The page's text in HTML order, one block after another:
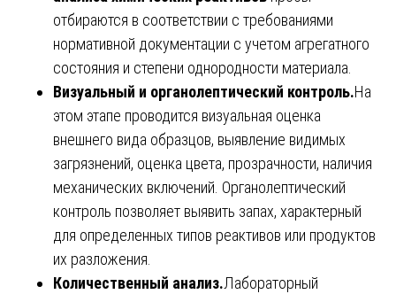
отбираются в соответствии с требованиями
нормативной документации с учетом агрегатного
состояния и степени однородности материала.
Визуальный и органолептический контроль.На
этом этапе проводится визуальная оценка
внешнего вида образцов, выявление видимых
загрязнений, оценка цвета, прозрачности, наличия
механических включений. Органолептический
контроль позволяет выявить запах, характерный
для определенных типов реактивов или продуктов
их разложения.
Количественный анализ.Лабораторный